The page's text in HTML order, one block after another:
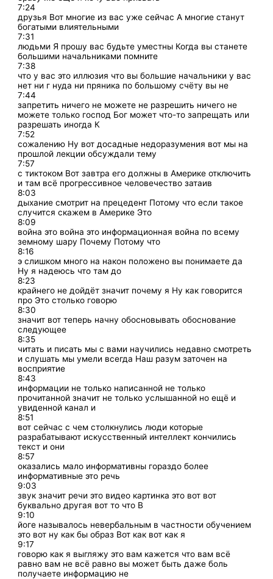
7:24
друзья Вот многие из вас уже сейчас А многие станут
богатыми влиятельными
7:31
людьми Я прошу вас будьте уместны Когда вы станете
большими начальниками помните
7:38
что у вас это иллюзия что вы большие начальники у вас
нет ни г нуда ни пряника по большому счёту вы не
7:44
запретить ничего не можете не разрешить ничего не
можете только господ Бог может что-то запрещать или
разрешать иногда К
7:52
сожалению Ну вот досадные недоразумения вот мы на
прошлой лекции обсуждали тему
7:57
с тиктоком Вот завтра его должны в Америке отключить
и там всё прогрессивное человечество затаив
8:03
дыхание смотрит на прецедент Потому что если такое
случится скажем в Америке Это
8:09
война это война это информационная война по всему
земному шару Почему Потому что
8:16
э слишком много на након положено вы понимаете да
Ну я надеюсь что там до
8:23
крайнего не дойдёт значит почему я Ну как говорится
про Это столько говорю
8:30
значит вот теперь начну обосновывать обоснование
следующее
8:35
читать и писать мы с вами научились недавно смотреть
и слушать мы умели всегда Наш разум заточен на
восприятие
8:43
информации не только написанной не только
прочитанной значит не только услышанной но ещё и
увиденной канал и
8:51
вот сейчас с чем столкнулись люди которые
разрабатывают искусственный интеллект кончились
текст и они
8:57
оказались мало информативны гораздо более
информативные это речь
9:03
звук значит речи это видео картинка это вот вот
буквально другая вот то что В
9:10
йоге называлось невербальным в частности обучением
это вот ну как бы образ Вот как вот как я
9:17
говорю как я выгляжу это вам кажется что вам всё
равно вам не всё равно вы может быть даже боль
получаете информацию не